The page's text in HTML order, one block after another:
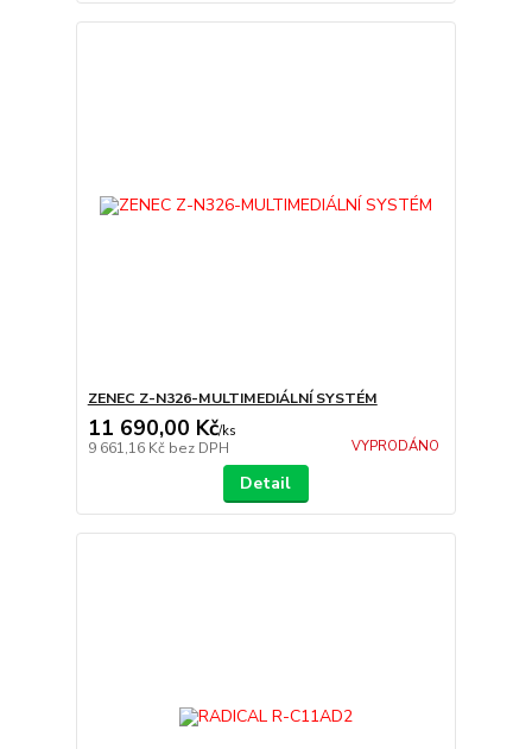
ZENEC Z-N326-MULTIMEDIÁLNÍ SYSTÉM
11 690,00 Kč/ks
9 661,16 Kč bez DPH VYPRODÁNO
Detail